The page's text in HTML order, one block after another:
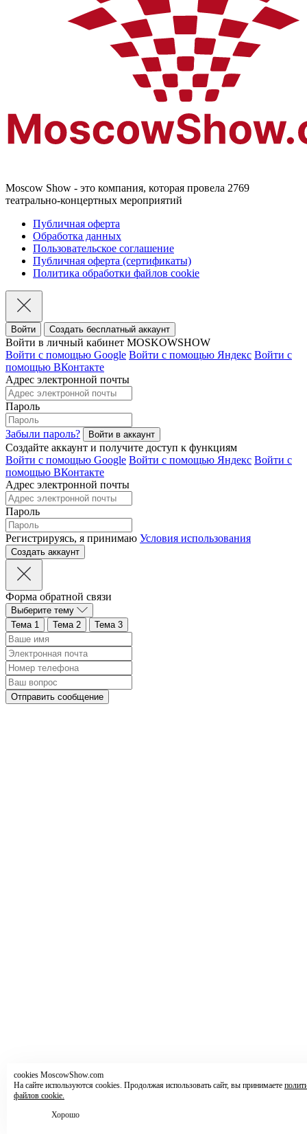
Moscow Show - это компания, которая провела 2769
театрально-концертных мероприятий
Публичная оферта
Обработка данных
Пользовательское соглашение
Публичная оферта (сертификаты)
Политика обработки файлов cookie
Войти Создать бесплатный аккаунт
Войти в личный кабинет MOSKOWSHOW
Войти с помощью Google Войти с помощью Яндекс Войти с
помощью ВКонтакте
Адрес электронной почты
Пароль
Забыли пароль?
Создайте аккаунт и получите доступ к функциям
Войти с помощью Google Войти с помощью Яндекс Войти с
помощью ВКонтакте
Адрес электронной почты
Пароль
Регистрируясь, я принимаю Условия использования
Форма обратной связи
Выберите тему
Тема 1
Тема 2 Тема 3
Отправить сообщение
cookies MoscowShow.com
На сайте используются cookies. Продолжая использовать сайт, вы принимаете
файлов cookie.
Хорошо